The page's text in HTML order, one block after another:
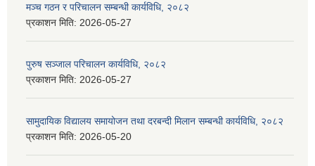
मञ्च गठन र परिचालन सम्बन्धी कार्यविधि, २०८२
प्रकाशन मिति: 2026-05-27
पुरुष सञ्जाल परिचालन कार्यविधि, २०८२
प्रकाशन मिति: 2026-05-27
सामुदायिक विद्यालय समायोजन तथा दरबन्दी मिलान सम्बन्धी कार्यविधि, २०८२
प्रकाशन मिति: 2026-05-20